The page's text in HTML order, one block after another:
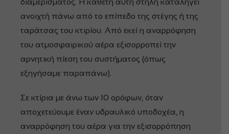
ανοιχτή πάνω από το επίπεδο της στέγης ή της
ταράτσας του κτιρίου. Aπό εκεί η αναρρόφηση
του ατμοσφαιρικού αέρα εξισορροπεί την
αρνητική πίεση του συστήματος (όπως
εξηγήσαμε παραπάνω).
Σε κτίρια με άνω των 10 ορόφων, όταν
αποχετεύουμε έναν υδραυλικό υποδοχέα, η
αναρρόφηση του αέρα για την εξισορρόπηση